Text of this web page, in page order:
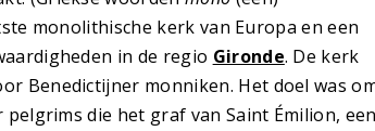
monolithische kerk van Europa en een
in de regio Gironde. De kerk
Benedictijner monniken. Het doel was
die het graf van Saint Émilion, een